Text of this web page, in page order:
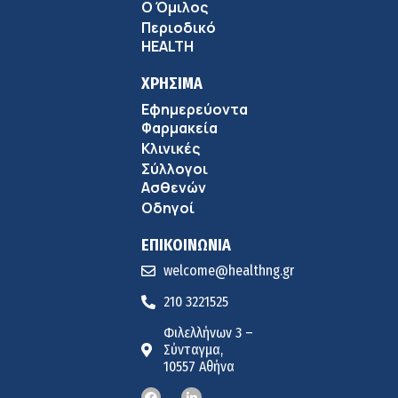
Πώς να προλάβετε και να αντιμετωπίσετε τη διάρροια
Ευμενής Καραφυλλίδης (Metropolitan General): Γιατί η
διατροφή πρέπει να καθοδηγείται από κλινικό
Ιωάννης Μπολέτης – ΩΝΑΣΕΙΟ
Ο Όμιλος
Περιοδικό
HEALTH
ΧΡΗΣΙΜΑ
Εφημερεύοντα
Φαρμακεία
Κλινικές
Σύλλογοι
Ασθενών
Οδηγοί
ΕΠΙΚΟΙΝΩΝΙΑ
welcome@healthng.gr
210 3221525
Φιλελλήνων 3 –
Σύνταγμα,
10557 Αθήνα